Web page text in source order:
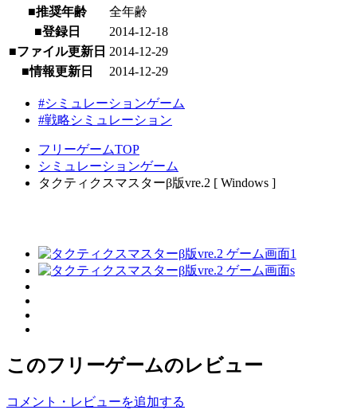
■推奨年齢
全年齢
■登録日
2014-12-18
■ファイル更新日 2014-12-29
■情報更新日
2014-12-29
#シミュレーションゲーム
#戦略シミュレーション
フリーゲームTOP
シミュレーションゲーム
タクティクスマスターβ版vre.2 [ Windows ]
このフリーゲームのレビュー
コメント・レビューを追加する